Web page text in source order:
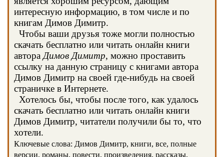
интересную информацию, в том числе и по
книгам Димов Димитр.
Чтобы ваши друзья тоже могли полностью
скачать бесплатно или читать онлайн книги
автора Димов Димитр, можно проставить
ссылку на данную страницу с книгами автора
Димов Димитр на своей где-нибудь на своей
страничке в Интернете.
Хотелось бы, чтобы после того, как удалось
скачать бесплатно или читать онлайн книги
Димов Димитр, читатели получили бы то, что
хотели.
Ключевые слова: Димов Димитр, книги, все, полные
версии, романы, повести, произведения, рассказы,